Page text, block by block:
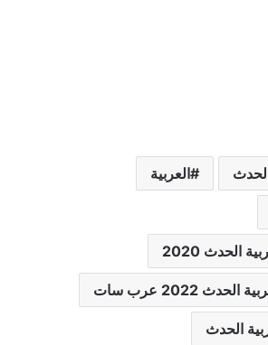
العربية
الحدث 2020
2022 عرب سات
الحدث